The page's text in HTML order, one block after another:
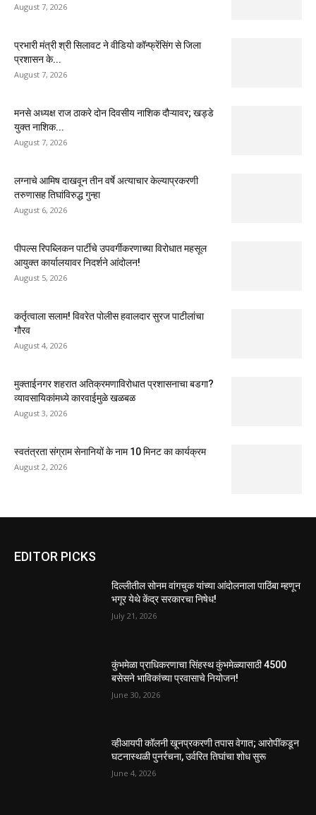
August 7, 2026
प्रभारी मंत्री श्री सिलावट ने वीडियो कॉन्फ्रेंसिंग से जिला
प्रशासन के...
August 7, 2026
मनसे अध्यक्ष राज ठाकरे दोन दिवसीय नाशिक दौऱ्यावर; खड्डे
युक्त नाशिक...
August 7, 2026
लग्नाचे आमिष दाखवून तीन वर्षे अत्याचार केल्याप्रकरणी
तरुणासह तिघांविरुद्ध गुन्हा
August 6, 2026
पीपल्स रिपब्लिकन पार्टीचे उपवर्गीकरणाच्या विरोधात महसूल
आयुक्त कार्यालयावर निदर्शने आंदोलन!
August 5, 2026
कर्तृत्वाला सलाम! विवरेत पोलीस हवालदार सुरज पाटीलांचा
गौरव
August 4, 2026
मुक्ताईनगर शहरात अतिक्रमणाविरोधात प्रशासनाचा बडगा?
व्यावसायिकांमध्ये कारवाईमुळे खळबळ
August 3, 2026
स्वतंत्रता संग्राम सेनानियों के नाम 10 मिनट का कार्यक्रम
August 2, 2026
EDITOR PICKS
दिल्लीतील सोनम वांगचुक यांच्या आंदोलनाला पाठिंबा म्हणून
भगूर येथे केंद्र सरकारचा निषेध!
July 21, 2026
कुंभमेळा प्राधिकरणाचा सिंहस्थ कुंभमेळ्यासाठी 4500
बसेसने भाविकांच्या प्रवासाचे नियोजन!
June 30, 2026
व्हीआयपी कॉलनी खूनप्रकरणी तपास वेगात; आरोपींकडून
घटनास्थळी पुनर्रचना, उर्वरित तिघांचा शोध सुरू
June 4, 2026